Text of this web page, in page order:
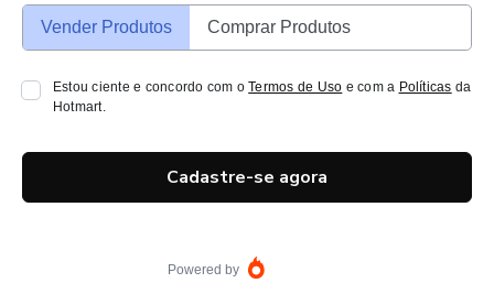
Vender Produtos Comprar Produtos
Estou ciente e concordo com oTermos de Uso e com a Políticas da
Hotmart.
Cadastre-se agora
Powered by